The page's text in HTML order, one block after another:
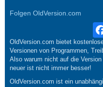
Folgen OldVersion.com
OldVersion.com bietet
Versionen von Programmen,
Also warum nicht auf die
neuer ist nicht immer besser!
OldVersion.com ist ein